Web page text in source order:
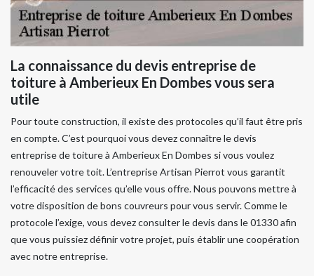
La connaissance du devis entreprise de
toiture à Amberieux En Dombes vous sera
utile
Pour toute construction, il existe des protocoles qu’il faut être pris
en compte. C’est pourquoi vous devez connaître le devis
entreprise de toiture à Amberieux En Dombes si vous voulez
renouveler votre toit. L’entreprise Artisan Pierrot vous garantit
l’efficacité des services qu’elle vous offre. Nous pouvons mettre à
votre disposition de bons couvreurs pour vous servir. Comme le
protocole l’exige, vous devez consulter le devis dans le 01330 afin
que vous puissiez définir votre projet, puis établir une coopération
avec notre entreprise.